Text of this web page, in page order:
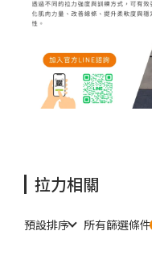
拉力相關
預設排序 所有篩選條件